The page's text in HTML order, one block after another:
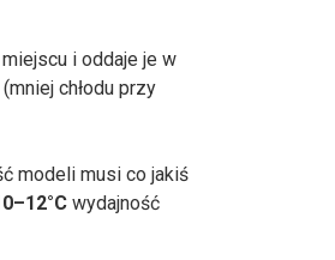
i oddaje je w
chłodu przy
modeli musi co jakiś
wydajność